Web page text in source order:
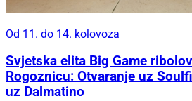
Od 11. do 14. kolovoza
Svjetska elita Big Game
Rogoznicu: Otvaranje uz
uz Dalmatino